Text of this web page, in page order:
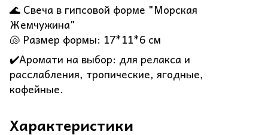
🌊 Свеча в гипсовой форме "Морская
Жемчужина"
🐚 Размер формы: 17*11*6 см
✔️Аромати на выбор: для релакса и
расслабления, тропические, ягодные,
кофейные.
Характеристики